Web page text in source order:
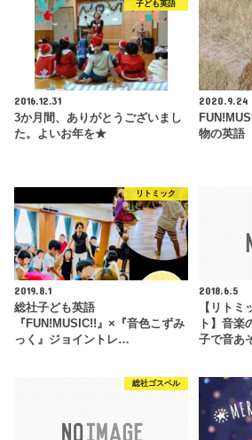
子ども英語
2016.12.31
3か月間、ありがとうございまし
た。よいお年を★
2020.9.24
物の英語
リトミック
2019.8.1
総社子ども英語
『FUN!MUSIC!!』×『音色こずみ
っく』ジョイントレ…
2018.6.5
【リト
ト】音楽
子で音あ
総社ゴスペル